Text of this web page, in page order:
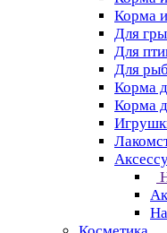
Корма
Для
Для
Для рыб
Корма
Корма